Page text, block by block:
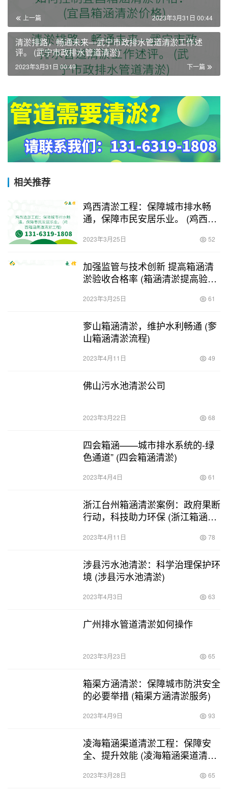
上一篇 2023年3月31日 00:44
清淤排路，畅通未来—武宁市政排水管道清淤工作述
评。 (武宁市政排水管道清淤)
下一篇
2023年3月31日 00:49
相关推荐
鸡西清淤工程：保障城市排水畅
通，保障市民安居乐业。 (鸡西箱
2023年3月25日 52
加强监管与技术创新 提高箱涵清
淤验收合格率 (箱涵清淤提高验收
2023年3月25日 61
奓山箱涵清淤，维护水利畅通 (奓
山箱涵清淤流程)
2023年4月11日 49
佛山污水池清淤公司
2023年3月22日 68
四会箱涵——城市排水系统的-绿
色通道” (四会箱涵清淤)
2023年4月4日 61
浙江台州箱涵清淤案例：政府果断
行动，科技助力环保 (浙江箱涵清
2023年4月11日 78
涉县污水池清淤：科学治理保护环
境 (涉县污水池清淤)
2023年4月3日 63
广州排水管道清淤如何操作
2023年3月23日 65
箱渠方涵清淤：保障城市防洪安全
的必要举措 (箱渠方涵清淤服务)
2023年4月9日 93
凌海箱涵渠道清淤工程：保障安
全、提升效能 (凌海箱涵渠道清淤
2023年3月28日 65